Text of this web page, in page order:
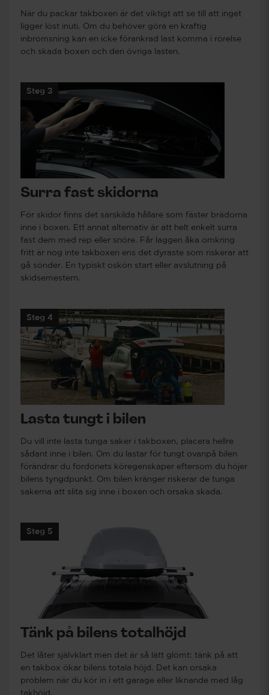
När du packar takboxen är det viktigt att se till att inget
ligger löst inuti. Om du behöver göra en kraftig
inbromsning kan en icke förankrad last komma i rörelse
och skada boxen och den övriga lasten.
Steg 3
Surra fast skidorna
För skidor finns det särskilda hållare som fäster brädorna
inne i boxen. Ett annat alternativ är att helt enkelt surra
fast dem med rep eller snöre. Får laggen åka omkring
fritt är nog inte takboxen ens det dyraste som riskerar att
gå sönder. En typiskt oskön start eller avslutning på
skidsemestern.
Steg 4
Lasta tungt i bilen
Du vill inte lasta tunga saker i takboxen, placera hellre
sådant inne i bilen. Om du lastar för tungt ovanpå bilen
förändrar du fordonets köregenskaper eftersom du höjer
bilens tyngdpunkt. Om bilen kränger riskerar de tunga
sakerna att slita sig inne i boxen och orsaka skada.
Steg 5
Tänk på bilens totalhöjd
Det låter självklart men det är så lätt glömt: tänk på att
en takbox ökar bilens totala höjd. Det kan orsaka
problem när du kör in i ett garage eller liknande med låg
takhöjd.